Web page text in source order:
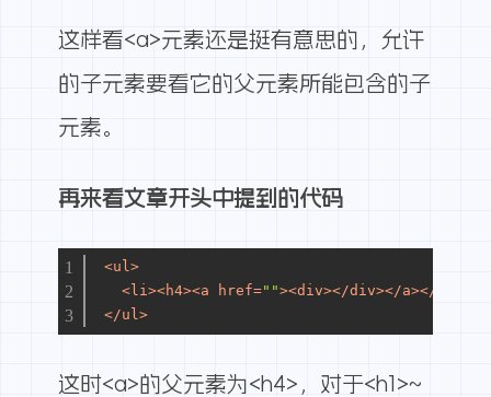
这样看<a>元素还是挺有意思的，允许
的子元素要看它的父元素所能包含的子
元素。
再来看文章开头中提到的代码
<ul>
< li><h4><a href=""><div></div></a></
</ul>
这时<a>的父元素为<h4>，对于<h1>~